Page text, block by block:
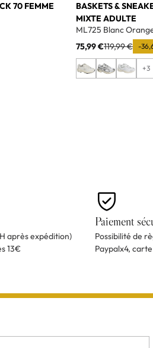
70 FEMME
BASKETS &
MIXTE ADULTE
ML725 Blanc
75,99 €119,99 € -
+3
après expédition)
13€
Paiement
Possibilité de
Paypalx4,